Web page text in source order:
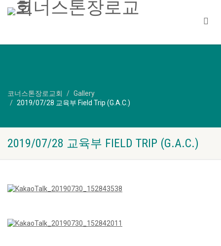
코너스톤장로교회
Gallery
2019/07/28 교육부 Field Trip (G.A.C.)
2019/07/28 교육부 FIELD TRIP (G.A.C.)